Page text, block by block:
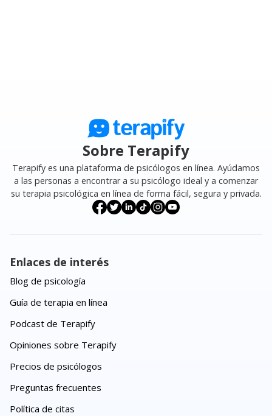
Sobre Terapify
Terapify es una plataforma de psicólogos en línea. Ayúdamos
a las personas a encontrar a su psicólogo ideal y a comenzar
su terapia psicológica en línea de forma fácil, segura y privada.
Enlaces de interés
Blog de psicología
Guía de terapia en línea
Podcast de Terapify
Opiniones sobre Terapify
Precios de psicólogos
Preguntas frecuentes
Política de citas